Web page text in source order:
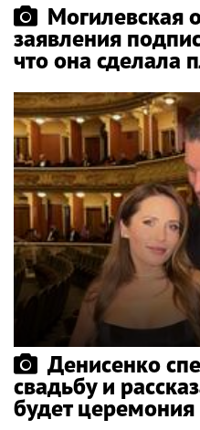
Могилевская
заявления
что она сделала
Денисенко
свадьбу и
будет церемония